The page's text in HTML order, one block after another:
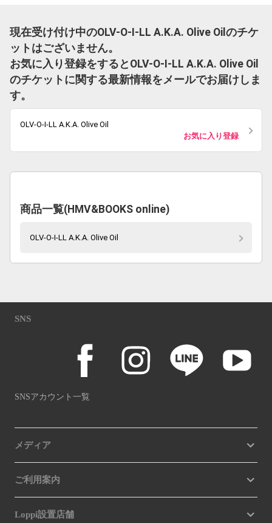
現在受け付け中のOLV-O-I-LL A.K.A. Olive Oilのチケ
ットはございません。
お気に入り登録をするとOLV-O-I-LL A.K.A. Olive Oil
のチケットに関する最新情報をメールでお届けしま
す。
OLV-O-I-LL A.K.A. Olive Oil
お気に入り登録
商品一覧(HMV&BOOKS online)
OLV-O-I-LL A.K.A. Olive Oil
SNS
SNSアカウント一覧
メディア
ご利用案内
Loppi設置店舗